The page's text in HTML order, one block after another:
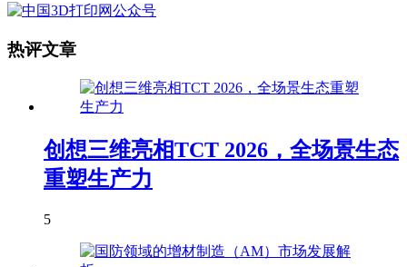
热评文章
创想三维亮相TCT 2026，全场景生态
重塑生产力
5